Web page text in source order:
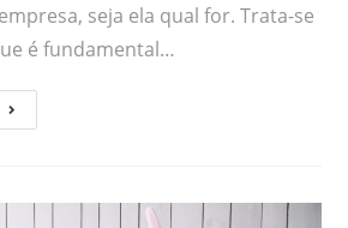
seja ela qual for. Trata-se
é fundamental…